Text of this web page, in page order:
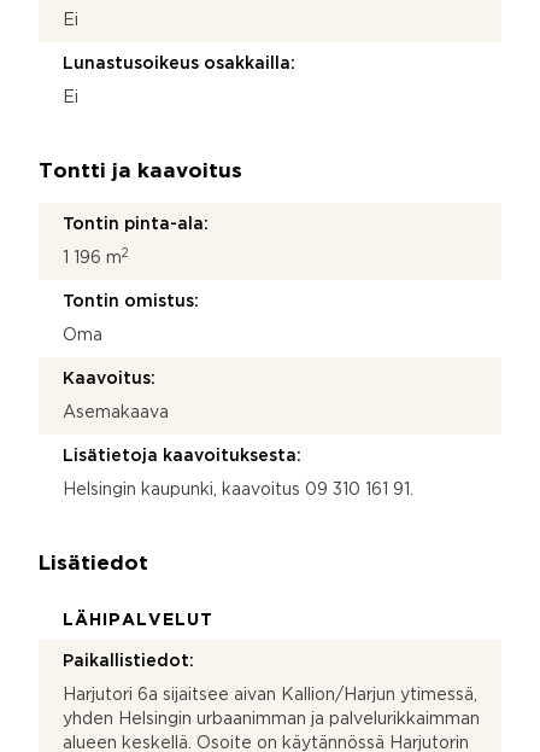
Ei
Lunastusoikeus osakkailla:
Ei
Tontti ja kaavoitus
Tontin pinta-ala:
1 196 m2
Tontin omistus:
Oma
Kaavoitus:
Asemakaava
Lisätietoja kaavoituksesta:
Helsingin kaupunki, kaavoitus 09 310 161 91.
Lisätiedot
LÄHIPALVELUT
Paikallistiedot:
Harjutori 6a sijaitsee aivan Kallion/Harjun ytimessä,
yhden Helsingin urbaanimman ja palvelurikkaimman
alueen keskellä. Osoite on käytännössä Harjutorin